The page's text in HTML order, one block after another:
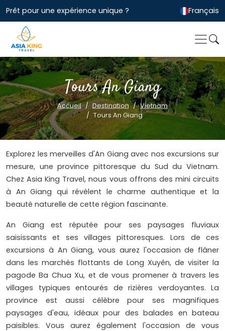
Prêt pour une expérience unique ? Français
Tours An Giang
Accueil Destination
Vietnam
Tours An Giang
Explorez les merveilles d'An Giang avec nos excursions sur
mesure, une province pittoresque du Sud du Vietnam.
Chez Asia King Travel, nous vous offrons des mini circuits
à An Giang qui révèlent le charme authentique et la
beauté naturelle de cette région fascinante.
An Giang est réputée pour ses paysages fluviaux
saisissants et ses villages pittoresques. Lors de ces
excursions à An Giang, vous aurez l'occasion de flâner
dans les marchés flottants de Long Xuyên, de visiter la
pagode Ba Chua Xu, et de vous promener à travers les
villages typiques entourés de rizières verdoyantes. La
province est aussi célèbre pour ses magnifiques
paysages d'eau, idéaux pour des balades en bateau
paisibles. Vous aurez également l'occasion de vous